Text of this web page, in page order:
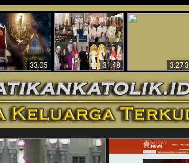
33:05
Alkitab
70
Tanpa
Paus?
31:48
Vatikan II Adalah
Agama Baru
Video (Edisi